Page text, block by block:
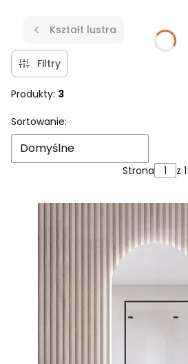
Kształt lustra
Filtry
Produkty: 3
Lista produktów
Sortowanie:
Domyślne
Strona z 1